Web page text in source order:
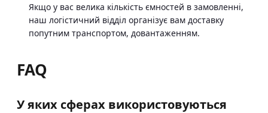
Якщо у вас велика кількість ємностей в замовленні,
наш логістичний відділ організує вам доставку
попутним транспортом, довантаженням.
FAQ
У яких сферах використовуються